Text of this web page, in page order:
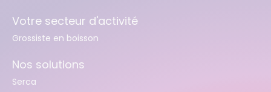
Votre secteur d'activité
Grossiste en boisson
Nos solutions
Serca